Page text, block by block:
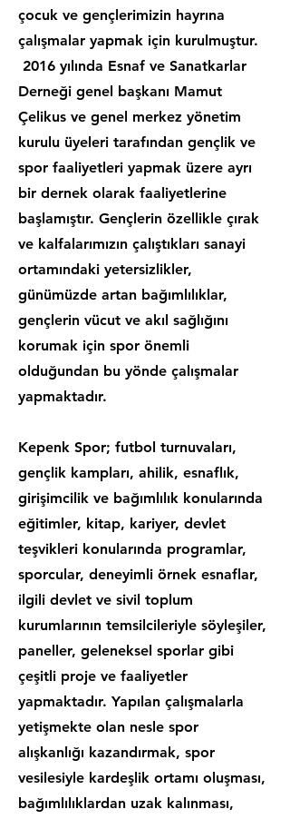
çocuk ve gençlerimizin hayrına
çalışmalar yapmak için kurulmuştur.
2016 yılında Esnaf ve Sanatkarlar
Derneği genel başkanı Mamut
Çelikus ve genel merkez yönetim
kurulu üyeleri tarafından gençlik ve
spor faaliyetleri yapmak üzere ayrı
bir dernek olarak faaliyetlerine
başlamıştır. Gençlerin özellikle çırak
ve kalfalarımızın çalıştıkları sanayi
ortamındaki yetersizlikler,
günümüzde artan bağımlılıklar,
gençlerin vücut ve akıl sağlığını
korumak için spor önemli
olduğundan bu yönde çalışmalar
yapmaktadır.
Kepenk Spor; futbol turnuvaları,
gençlik kampları, ahilik, esnaflık,
girişimcilik ve bağımlılık konularında
eğitimler, kitap, kariyer, devlet
teşvikleri konularında programlar,
sporcular, deneyimli örnek esnaflar,
ilgili devlet ve sivil toplum
kurumlarının temsilcileriyle söyleşiler,
paneller, geleneksel sporlar gibi
çeşitli proje ve faaliyetler
yapmaktadır. Yapılan çalışmalarla
yetişmekte olan nesle spor
alışkanlığı kazandırmak, spor
vesilesiyle kardeşlik ortamı oluşması,
bağımlılıklardan uzak kalınması,